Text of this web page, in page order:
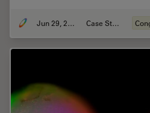
Jun 29, 2026 Case Study